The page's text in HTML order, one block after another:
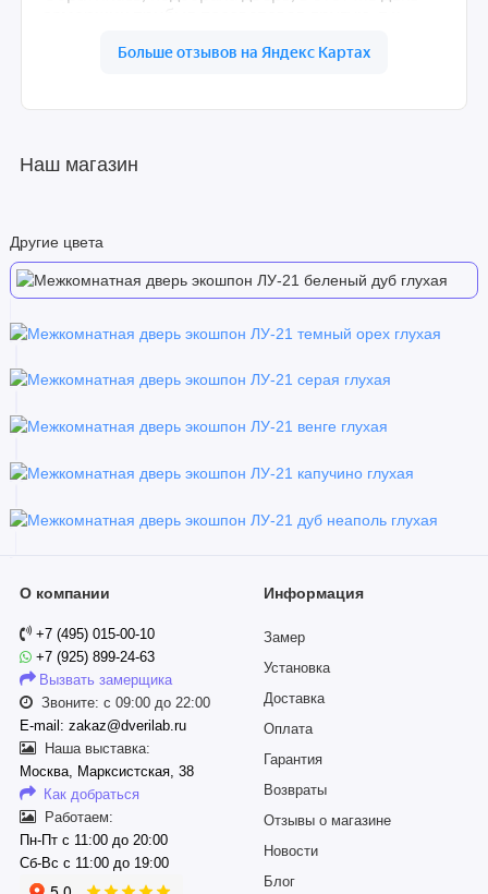
Наш магазин
Другие цвета
О компании
+7 (495) 015-00-10
+7 (925) 899-24-63
Вызвать замерщика
Звоните: с 09:00 до 22:00
E-mail: zakaz@dverilab.ru
Наша выставка:
Москва, Марксистская, 38
Как добраться
Работаем:
Пн-Пт с 11:00 до 20:00
Сб-Вс с 11:00 до 19:00
Информация
Замер
Установка
Доставка
Оплата
Гарантия
Возвраты
Отзывы о магазине
Новости
Блог